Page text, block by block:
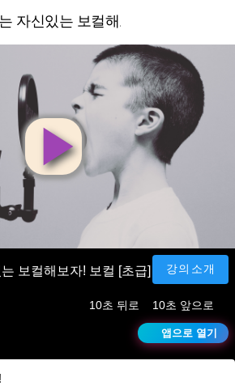
자신있는 보컬해보자! 보컬 [초급]
영
상
재
생
보컬해보자! 보컬 [초급] 강의소개
10초 뒤로 10초 앞으로
앱으로 열기